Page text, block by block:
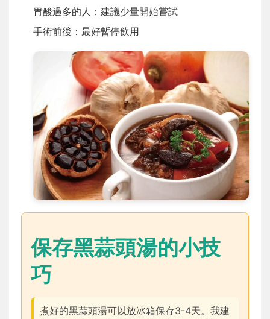
胃酸過多的人：建議少量開始嘗試
手術前後：最好暫停飲用
保存黑蒜頭湯的小技
巧
煮好的黑蒜頭湯可以放冰箱保存3-4天。我建